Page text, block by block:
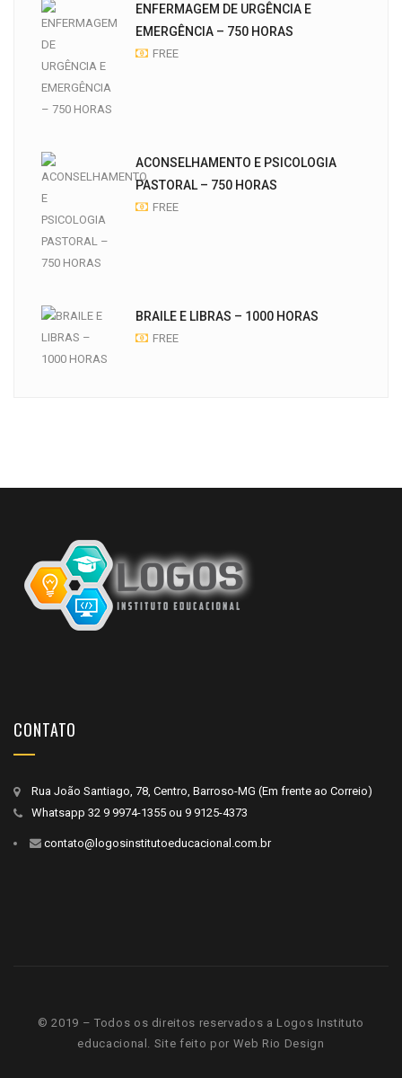
ENFERMAGEM DE URGÊNCIA E
EMERGÊNCIA – 750 HORAS
FREE
ACONSELHAMENTO E PSICOLOGIA
PASTORAL – 750 HORAS
FREE
BRAILE E LIBRAS – 1000 HORAS
FREE
CONTATO
Rua João Santiago, 78, Centro, Barroso-MG (Em frente ao Correio)
Whatsapp 32 9 9974-1355 ou 9 9125-4373
contato@logosinstitutoeducacional.com.br
© 2019 – Todos os direitos reservados a Logos Instituto
educacional. Site feito por Web Rio Design